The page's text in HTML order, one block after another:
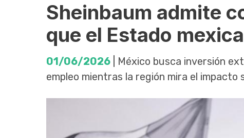
Sheinbaum admite
que el Estado
01/06/2026 | México busca inversión
empleo mientras la región mira el impacto